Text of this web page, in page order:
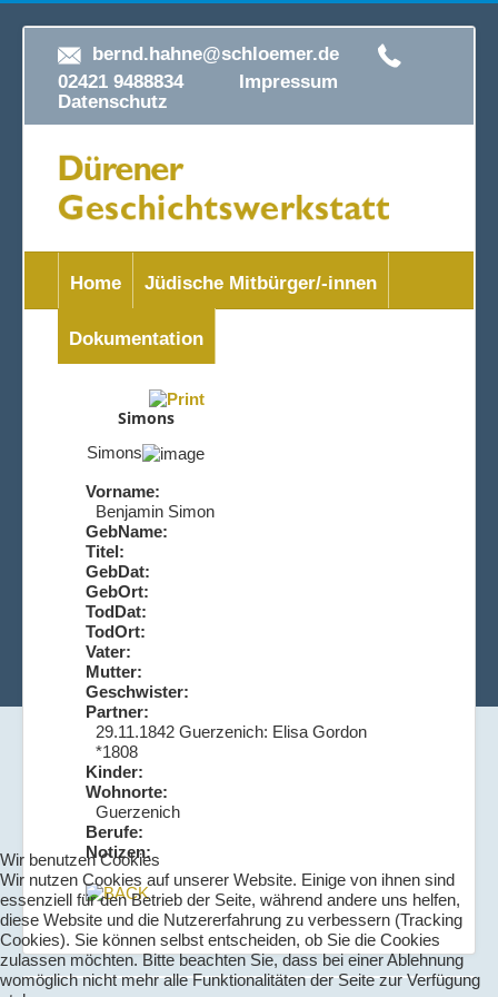
bernd.hahne@schloemer.de
02421 9488834 Impressum
Datenschutz
Home Jüdische Mitbürger/-innen
Dokumentation
Simons
Simons
Vorname:
Benjamin Simon
GebName:
Titel:
GebDat:
GebOrt:
TodDat:
TodOrt:
Vater:
Mutter:
Geschwister:
Partner:
29.11.1842 Guerzenich: Elisa Gordon
*1808
Kinder:
Wohnorte:
Guerzenich
Berufe:
Notizen:
Wir benutzen Cookies
Wir nutzen Cookies auf unserer Website. Einige von ihnen sind
essenziell für den Betrieb der Seite, während andere uns helfen,
diese Website und die Nutzererfahrung zu verbessern (Tracking
Cookies). Sie können selbst entscheiden, ob Sie die Cookies
zulassen möchten. Bitte beachten Sie, dass bei einer Ablehnung
womöglich nicht mehr alle Funktionalitäten der Seite zur Verfügung